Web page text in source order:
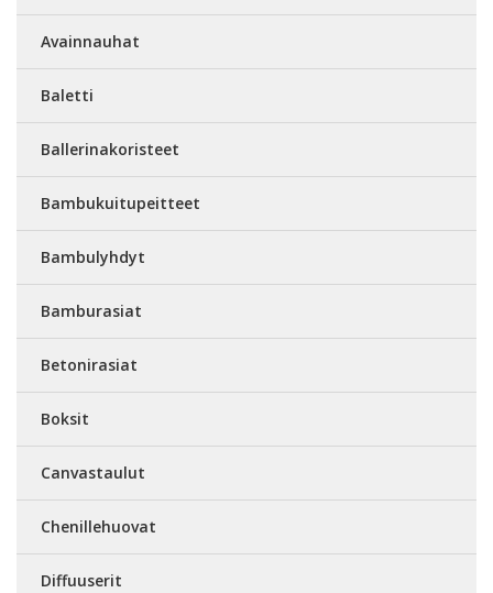
Avainnauhat
Baletti
Ballerinakoristeet
Bambukuitupeitteet
Bambulyhdyt
Bamburasiat
Betonirasiat
Boksit
Canvastaulut
Chenillehuovat
Diffuuserit